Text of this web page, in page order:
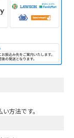
方法です。